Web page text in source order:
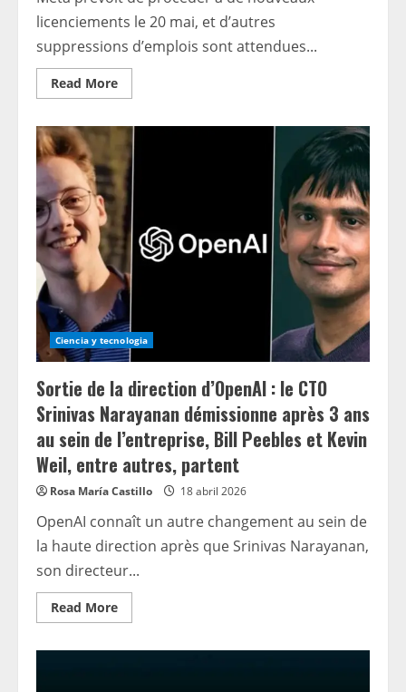
licenciements le 20 mai, et d’autres
suppressions d’emplois sont attendues...
Read MoreRead
more
Licenciements
2026 :
000
travailleurs
seront
sans
emploi
dans
le
cadre
d’un
plan
de
restructuration
basé
sur
l’IA
Ciencia y tecnologia
Sortie de la direction d’OpenAI : le CTO
Srinivas Narayanan démissionne après 3 ans
au sein de l’entreprise, Bill Peebles et Kevin
Weil, entre autres, partent
Rosa María Castillo 18 abril 2026
OpenAI connaît un autre changement au sein de
la haute direction après que Srinivas Narayanan,
son directeur...
Read MoreRead
more